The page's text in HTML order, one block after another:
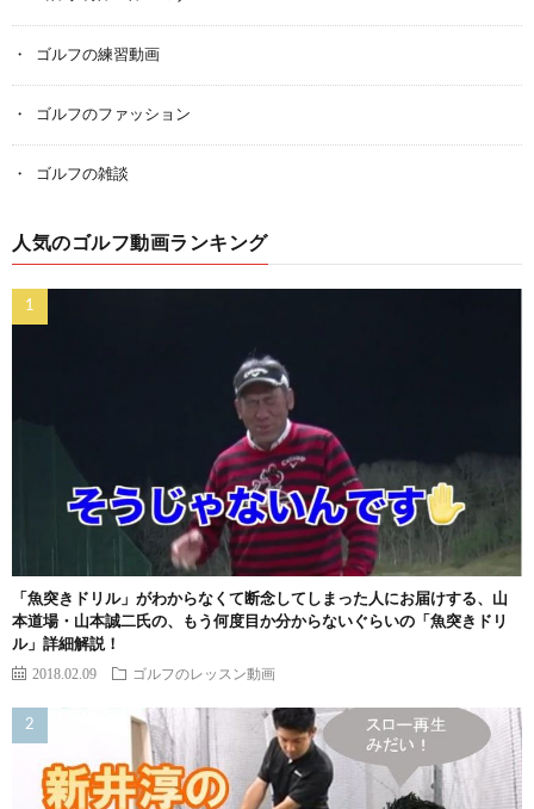
ゴルフの練習動画
ゴルフのファッション
ゴルフの雑談
人気のゴルフ動画ランキング
「魚突きドリル」がわからなくて断念してしまった人にお届けする、山
本道場・山本誠二氏の、もう何度目か分からないぐらいの「魚突きドリ
ル」詳細解説！
2018.02.09 ゴルフのレッスン動画